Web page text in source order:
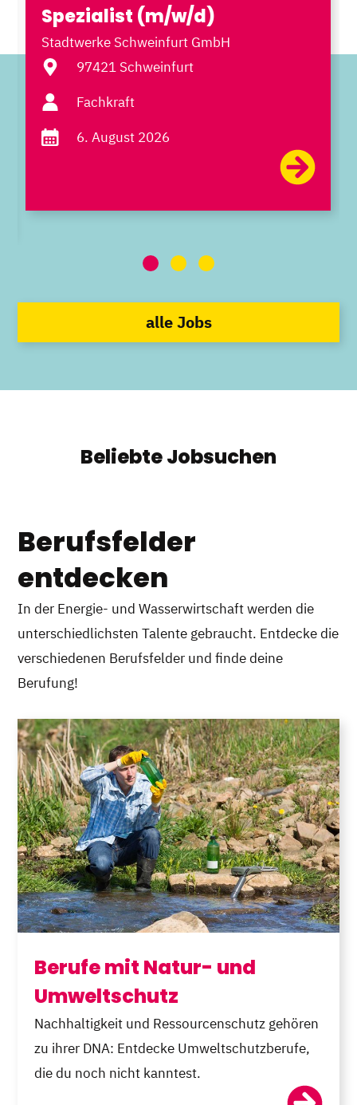
Spezialist (m/w/d)
Stadtwerke Schweinfurt GmbH
97421 Schweinfurt
Fachkraft
6. August 2026
alle Jobs
Beliebte Jobsuchen
Berufsfelder
entdecken
In der Energie- und Wasserwirtschaft werden die
unterschiedlichsten Talente gebraucht. Entdecke die
verschiedenen Berufsfelder und finde deine
Berufung!
Berufe mit Natur- und
Umweltschutz
Nachhaltigkeit und Ressourcenschutz gehören
zu ihrer DNA: Entdecke Umweltschutzberufe,
die du noch nicht kanntest.